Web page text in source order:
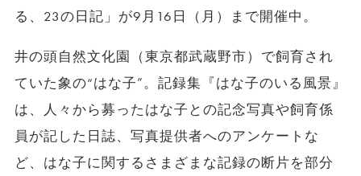
る、23の日記」が9月16日（月）まで開催中。
井の頭自然文化園（東京都武蔵野市）で飼育され
ていた象の“はな子”。記録集『はな子のいる風景』
は、人々から募ったはな子との記念写真や飼育係
員が記した日誌、写真提供者へのアンケートな
ど、はな子に関するさまざまな記録の断片を部分